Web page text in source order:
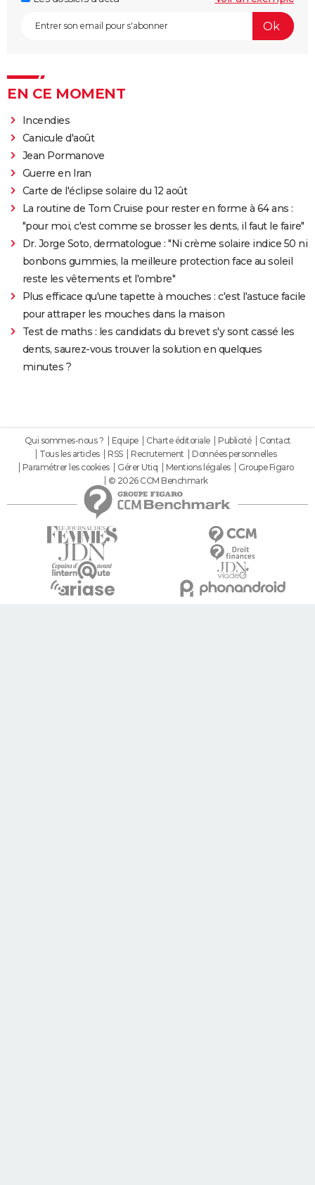
EN CE MOMENT
Incendies
Canicule d'août
Jean Pormanove
Guerre en Iran
Carte de l'éclipse solaire du 12 août
La routine de Tom Cruise pour rester en forme à 64 ans :
"pour moi, c'est comme se brosser les dents, il faut le faire"
Dr. Jorge Soto, dermatologue : "Ni crème solaire indice 50 ni
bonbons gummies, la meilleure protection face au soleil
reste les vêtements et l'ombre"
Plus efficace qu'une tapette à mouches : c'est l'astuce facile
pour attraper les mouches dans la maison
Test de maths : les candidats du brevet s'y sont cassé les
dents, saurez-vous trouver la solution en quelques
minutes ?
Qui sommes-nous ? Equipe Charte éditoriale Publicité
Contact
Tous les articles
RSS Recrutement
Données personnelles
Paramétrer les cookies
Gérer Utiq Mentions légales
Groupe Figaro
© 2026 CCM Benchmark